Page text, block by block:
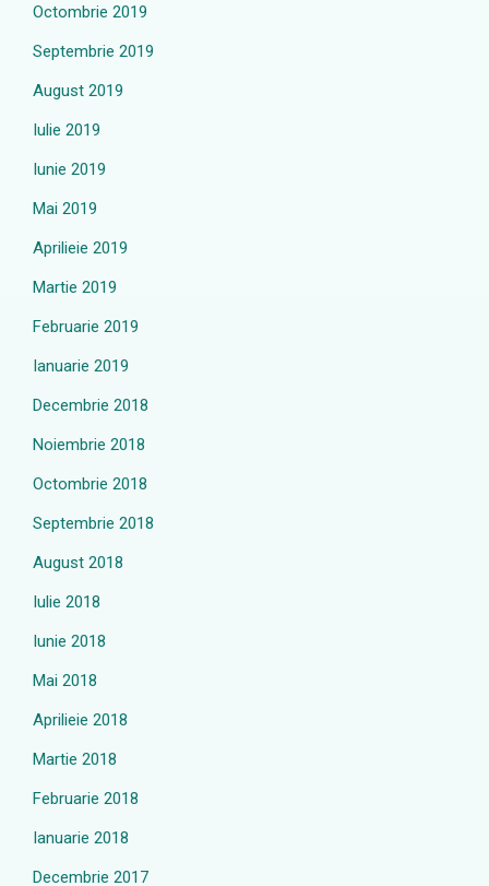
Octombrie 2019
Septembrie 2019
August 2019
Iulie 2019
Iunie 2019
Mai 2019
Aprilieie 2019
Martie 2019
Februarie 2019
Ianuarie 2019
Decembrie 2018
Noiembrie 2018
Octombrie 2018
Septembrie 2018
August 2018
Iulie 2018
Iunie 2018
Mai 2018
Aprilieie 2018
Martie 2018
Februarie 2018
Ianuarie 2018
Decembrie 2017